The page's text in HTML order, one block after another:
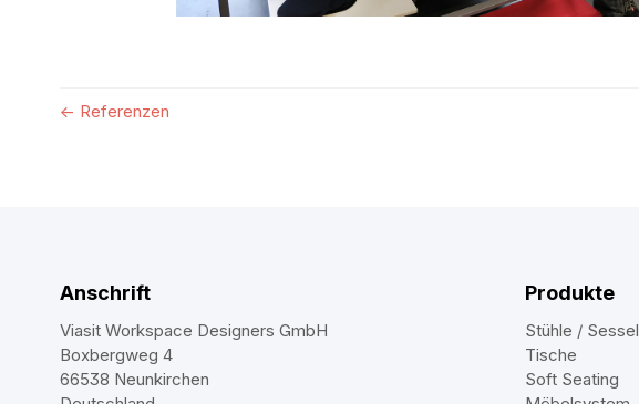
← Referenzen
Anschrift
Viasit Workspace Designers GmbH
Boxbergweg 4
66538 Neunkirchen
Produkte
Stühle / Sessel
Tische
Soft Seating